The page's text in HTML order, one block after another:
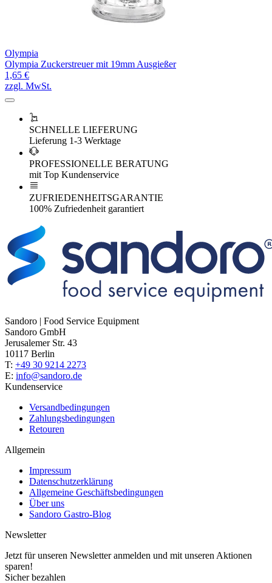
Olympia
Olympia Zuckerstreuer mit 19mm Ausgießer
1,65 €
zzgl. MwSt.
SCHNELLE LIEFERUNG
Lieferung 1-3 Werktage
PROFESSIONELLE BERATUNG
mit Top Kundenservice
ZUFRIEDENHEITSGARANTIE
100% Zufriedenheit garantiert
Sandoro | Food Service Equipment
Sandoro GmbH
Jerusalemer Str. 43
10117 Berlin
T: +49 30 9214 2273
E: info@sandoro.de
Kundenservice
Versandbedingungen
Zahlungsbedingungen
Retouren
Allgemein
Impressum
Datenschutzerklärung
Allgemeine Geschäftsbedingungen
Über uns
Sandoro Gastro-Blog
Newsletter
Jetzt für unseren Newsletter anmelden und mit unseren Aktionen
sparen!
Sicher bezahlen